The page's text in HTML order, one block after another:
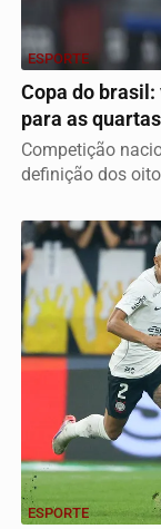
ESPORTE
Copa do
para as
Competição
definição dos
ESPORTE